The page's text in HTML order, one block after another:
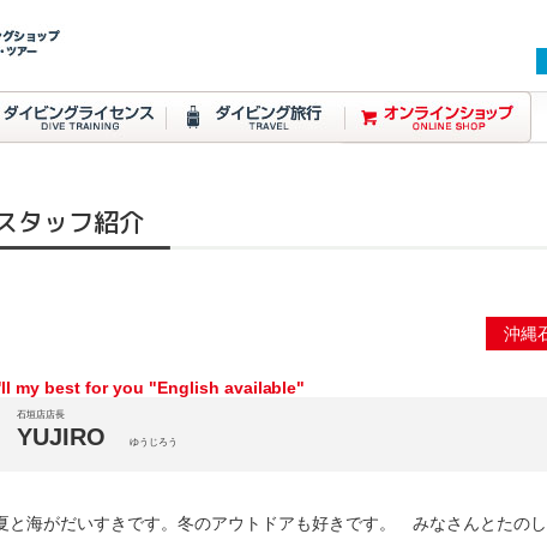
タッフ紹介
沖縄
my best for you "English available"
石垣店店長
YUJIRO ゆうじろう
と海がだいすきです。冬のアウトドアも好きです。 みなさんとたの